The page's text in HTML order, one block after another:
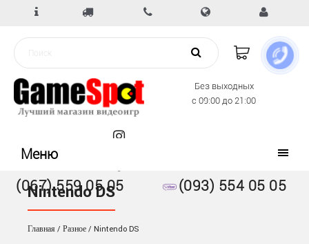
Без выходных
с 09:00 до 21:00
(067) 559 05 05 (093) 554 05 05
Меню
Nintendo DS
Главная Разное Nintendo DS